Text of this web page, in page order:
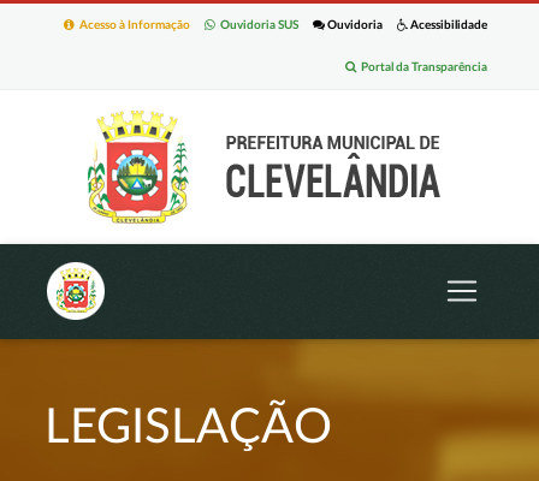
Acessibilidade
Ouvidoria
Ouvidoria SUS
Acesso à Informação
Portal da Transparência
LEGISLAÇÃO